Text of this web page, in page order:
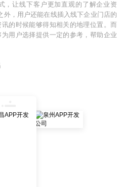
，让线下客户更加直观的了解企业资
，用户还能在线插入线下企业门店的
的时候能够得知相关的地理位置。而
用户选择提供一定的参考，帮助企业